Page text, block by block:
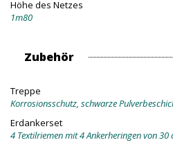
Höhe des Netzes
1m80
Zubehör
Treppe
Korrosionsschutz, schwarze
Erdankerset
4 Textilriemen mit 4 Ankerheringen von 30